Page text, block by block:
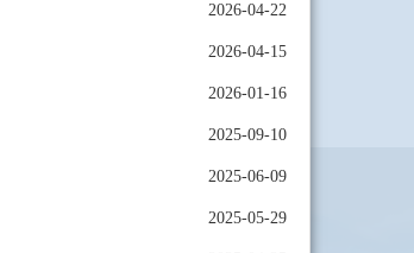
2026-04-22
2026-04-15
2026-01-16
2025-09-10
2025-06-09
2025-05-29